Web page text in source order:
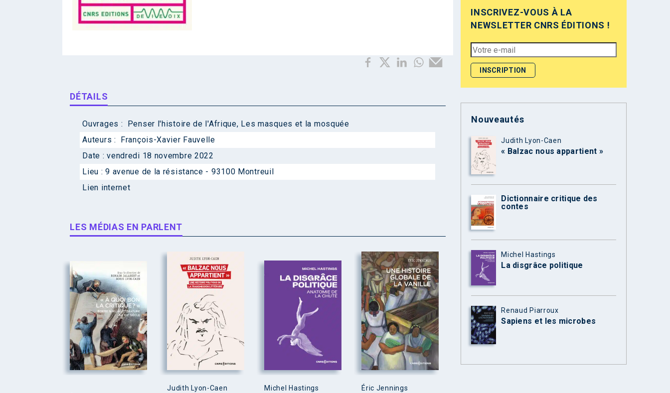
DÉTAILS
Ouvrages : Penser l'histoire de l'Afrique, Les masques et la mosquée
Auteurs :
François-Xavier Fauvelle
Date :vendredi 18 novembre 2022
Lieu :9 avenue de la résistance - 93100 Montreuil
Lien internet
LES MÉDIAS EN PARLENT
Judith Lyon-Caen Michel Hastings Éric Jennings
INSCRIVEZ-VOUS À LA
NEWSLETTER CNRS ÉDITIONS !
Nouveautés
Judith Lyon-Caen
« Balzac nous appartient »
Dictionnaire critique des
contes
Michel Hastings
La disgrâce politique
Renaud Piarroux
Sapiens et les microbes